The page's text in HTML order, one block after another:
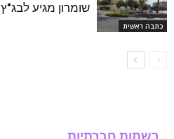
כתבה ראשית
שומרון מגיע לבג"ץ